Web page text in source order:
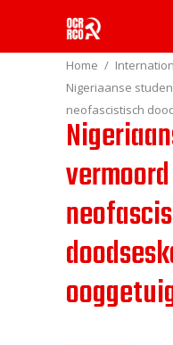
Home
Nigeriaanse
neofascistisch
ooggetuigenverslag